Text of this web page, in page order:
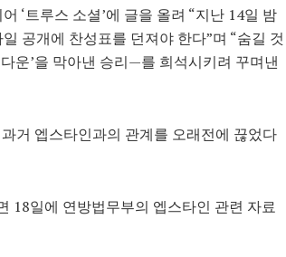
‘트루스 소셜’에 글을 올려 “지난 14일 밤
공개에 찬성표를 던져야 한다”며 “숨길 것
운’을 막아낸 승리—를 희석시키려 꾸며낸
거 엡스타인과의 관계를 오래전에 끊었다
18일에 연방법무부의 엡스타인 관련 자료